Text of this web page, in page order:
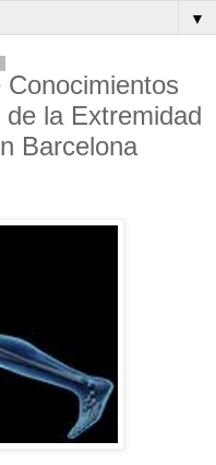
▼
la Extremidad
Barcelona